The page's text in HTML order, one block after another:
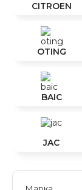
CITROEN
OTING
BAIC
JAC